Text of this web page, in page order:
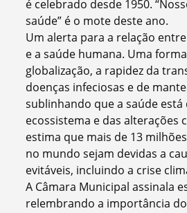
é celebrado desde 1950.
saúde” é o mote deste ano.
Um alerta para a relação
e a saúde humana. Uma
globalização, a rapidez da
doenças infeciosas e de
sublinhando que a saúde
ecossistema e das alterações
estima que mais de 13
no mundo sejam devidas a
evitáveis, incluindo a crise
A Câmara Municipal assinala
relembrando a importância